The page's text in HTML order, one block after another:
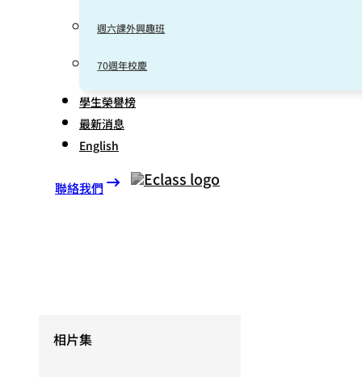
週六課外興趣班
70週年校慶
學生榮譽榜
最新消息
English
聯絡我們
相片集